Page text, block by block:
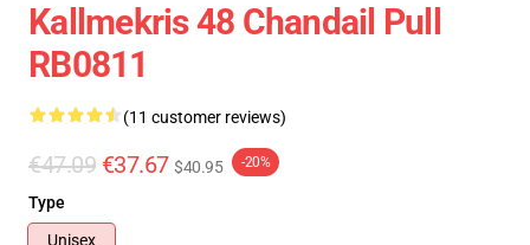
Kallmekris 48 Chandail Pull
RB0811
(11 customer reviews)
€47.09 €37.67 $40.95 -20%
Type
Unisex